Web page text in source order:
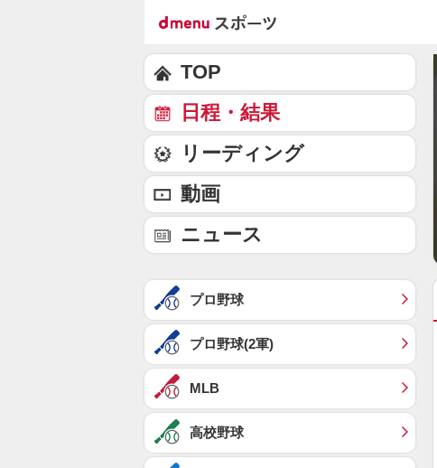
TOP
日程・結果
リーディング
動画
ニュース
プロ野球
プロ野球(2軍)
MLB
高校野球